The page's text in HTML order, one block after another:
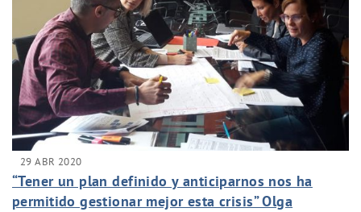
29 ABR 2020
“Tener un plan definido y anticiparnos nos ha
permitido gestionar mejor esta crisis” Olga